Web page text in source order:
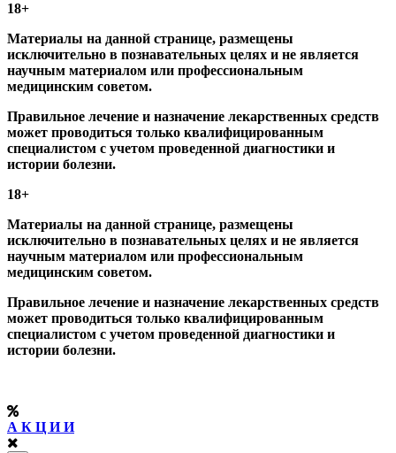
18+
Материалы на данной странице, размещены
исключительно в познавательных целях и не является
научным материалом или профессиональным
медицинским советом.
Правильное лечение и назначение лекарственных средств
может проводиться только квалифицированным
специалистом с учетом проведенной диагностики и
истории болезни.
18+
Материалы на данной странице, размещены
исключительно в познавательных целях и не является
научным материалом или профессиональным
медицинским советом.
Правильное лечение и назначение лекарственных средств
может проводиться только квалифицированным
специалистом с учетом проведенной диагностики и
истории болезни.
А К Ц И И